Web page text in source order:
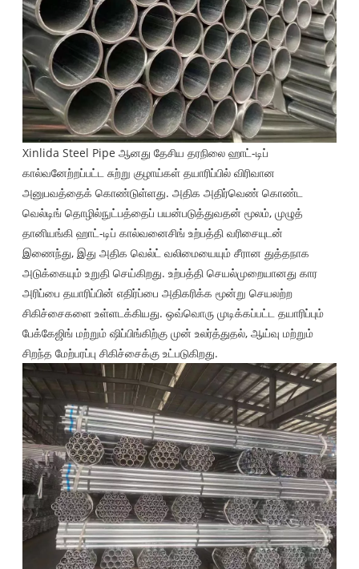
Xinlida Steel Pipe ஆனது தேசிய தரநிலை ஹாட்-டிப்
கால்வனேற்றப்பட்ட சுற்று குழாய்கள் தயாரிப்பில் விரிவான
அனுபவத்தைக் கொண்டுள்ளது. அதிக அதிர்வெண் கொண்ட
வெல்டிங் தொழில்நுட்பத்தைப் பயன்படுத்துவதன் மூலம், முழுத்
தானியங்கி ஹாட்-டிப் கால்வனைசிங் உற்பத்தி வரிசையுடன்
இணைந்து, இது அதிக வெல்ட் வலிமையையும் சீரான துத்தநாக
அடுக்கையும் உறுதி செய்கிறது. உற்பத்தி செயல்முறையானது கார
அரிப்பை தயாரிப்பின் எதிர்ப்பை அதிகரிக்க மூன்று செயலற்ற
சிகிச்சைகளை உள்ளடக்கியது. ஒவ்வொரு முடிக்கப்பட்ட தயாரிப்பும்
பேக்கேஜிங் மற்றும் ஷிப்பிங்கிற்கு முன் உலர்த்துதல், ஆய்வு மற்றும்
சிறந்த மேற்பரப்பு சிகிச்சைக்கு உட்படுகிறது.